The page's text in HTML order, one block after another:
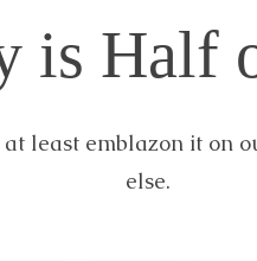
is Half
least emblazon it on
else.